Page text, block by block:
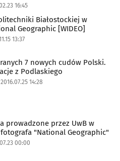
16:45
Białostockiej w
Geographic [WIDEO]
13:37
7 nowych cudów Polski.
z Podlaskiego
2016.07.25 14:28
prowadzone przez UwB w
"National Geographic"
00:00